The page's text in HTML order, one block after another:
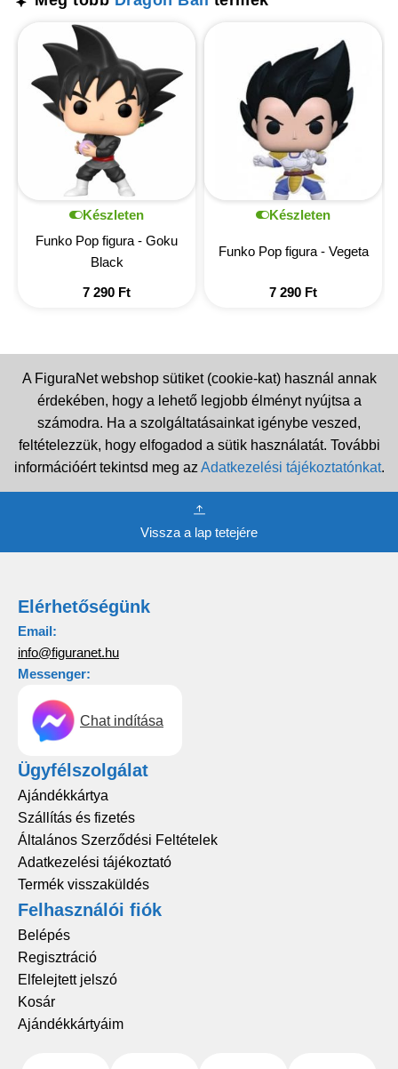
Készleten
Funko Pop figura - Goku
Black
7 290 Ft
Készleten
Funko Pop figura - Vegeta
7 290 Ft
A FiguraNet webshop sütiket (cookie-kat) használ annak
érdekében, hogy a lehető legjobb élményt nyújtsa a
számodra. Ha a szolgáltatásainkat igénybe veszed,
feltételezzük, hogy elfogadod a sütik használatát. További
információért tekintsd meg az Adatkezelési tájékoztatónkat.
Vissza a lap tetejére
Elérhetőségünk
Email:
info@figuranet.hu
Messenger:
Chat indítása
Ügyfélszolgálat
Ajándékkártya
Szállítás és fizetés
Általános Szerződési Feltételek
Adatkezelési tájékoztató
Termék visszaküldés
Felhasználói fiók
Belépés
Regisztráció
Elfelejtett jelszó
Kosár
Ajándékkártyáim